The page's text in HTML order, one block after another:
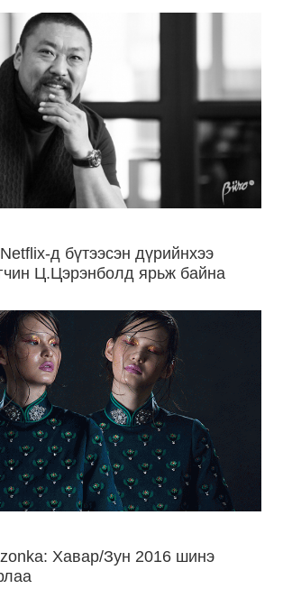
д бүтээсэн дүрийнхээ
Ц.Цэрэнболд ярьж байна
Хавар/Зун 2016 шинэ